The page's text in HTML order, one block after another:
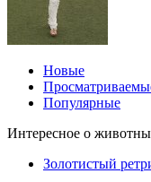
Новые
Популярные
Интересное о
Золотистый